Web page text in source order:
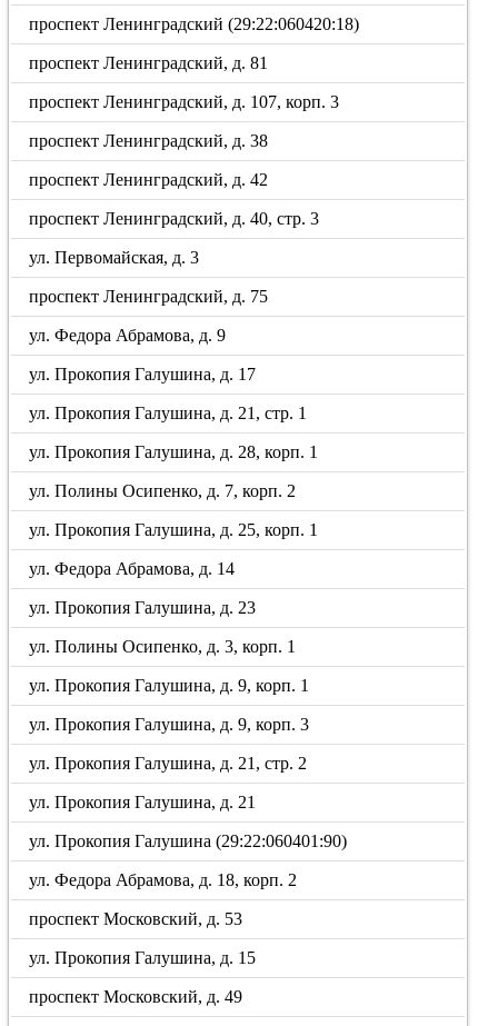
проспект Ленинградский (29:22:060420:18)
проспект Ленинградский, д. 81
проспект Ленинградский, д. 107, корп. 3
проспект Ленинградский, д. 38
проспект Ленинградский, д. 42
проспект Ленинградский, д. 40, стр. 3
ул. Первомайская, д. 3
проспект Ленинградский, д. 75
ул. Федора Абрамова, д. 9
ул. Прокопия Галушина, д. 17
ул. Прокопия Галушина, д. 21, стр. 1
ул. Прокопия Галушина, д. 28, корп. 1
ул. Полины Осипенко, д. 7, корп. 2
ул. Прокопия Галушина, д. 25, корп. 1
ул. Федора Абрамова, д. 14
ул. Прокопия Галушина, д. 23
ул. Полины Осипенко, д. 3, корп. 1
ул. Прокопия Галушина, д. 9, корп. 1
ул. Прокопия Галушина, д. 9, корп. 3
ул. Прокопия Галушина, д. 21, стр. 2
ул. Прокопия Галушина, д. 21
ул. Прокопия Галушина (29:22:060401:90)
ул. Федора Абрамова, д. 18, корп. 2
проспект Московский, д. 53
ул. Прокопия Галушина, д. 15
проспект Московский, д. 49